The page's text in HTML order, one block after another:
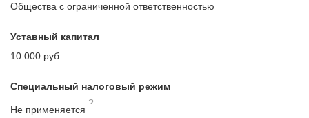
Общества с ограниченной ответственностью
Уставный капитал
10 000 руб.
Специальный налоговый режим
Не применяется
?